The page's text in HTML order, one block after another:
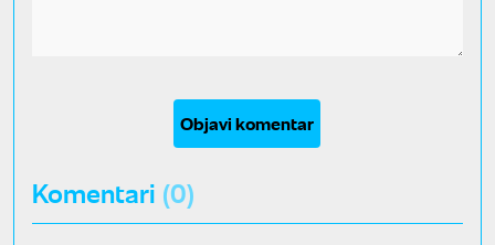
Objavi komentar
Komentari (0)